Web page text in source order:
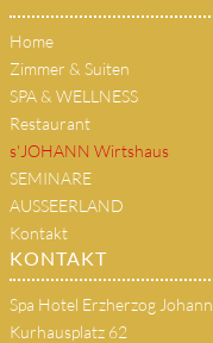
Home
Zimmer & Suiten
SPA & WELLNESS
Restaurant
s'JOHANN Wirtshaus
SEMINARE
AUSSEERLAND
Kontakt
KONTAKT
Spa Hotel Erzherzog Johann
Kurhausplatz 62